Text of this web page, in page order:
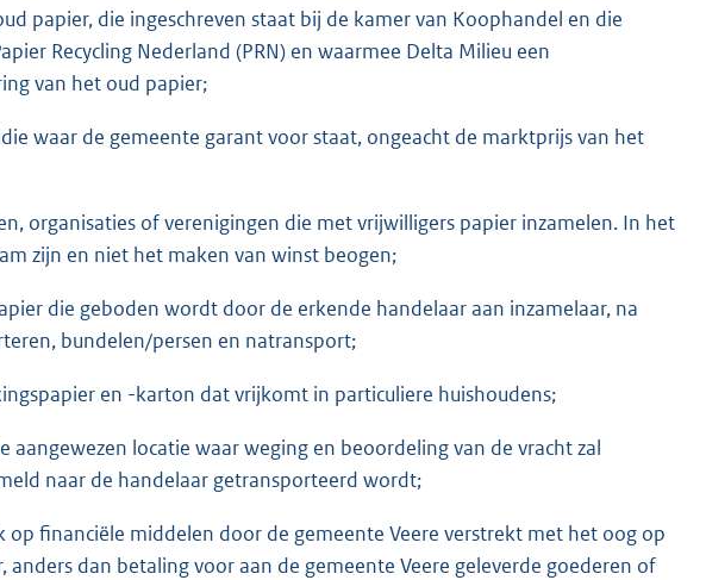
papier, die ingeschreven staat bij de kamer van Koophandel en die
Recycling Nederland (PRN) en waarmee Delta Milieu een
van het oud papier;
waar de gemeente garant voor staat, ongeacht de marktprijs van het
organisaties of verenigingen die met vrijwilligers papier inzamelen. In het
zijn en niet het maken van winst beogen;
die geboden wordt door de erkende handelaar aan inzamelaar, na
bundelen/persen en natransport;
en -karton dat vrijkomt in particuliere huishoudens;
aangewezen locatie waar weging en beoordeling van de vracht zal
naar de handelaar getransporteerd wordt;
op financiële middelen door de gemeente Veere verstrekt met het oog op
anders dan betaling voor aan de gemeente Veere geleverde goederen of